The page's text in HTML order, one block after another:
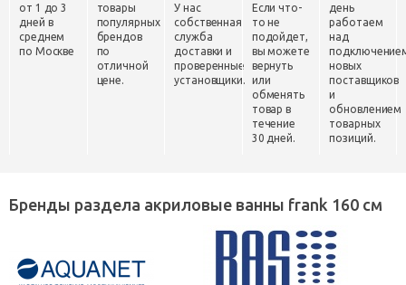
от 1 до 3
дней в
среднем
по Москве
товары
популярных
брендов
по
отличной
цене.
У нас
собственная
служба
доставки и
проверенные
установщики.
Если что-
то не
подойдет,
вы можете
вернуть
или
обменять
товар в
течение
30 дней.
день
работаем
над
новых
поставщиков
и
обновлением
товарных
позиций.
Бренды раздела акриловые ванны frank 160 см